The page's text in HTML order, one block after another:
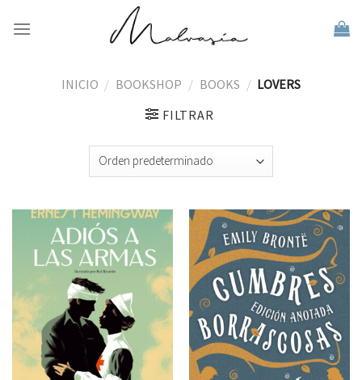
INICIO / BOOKSHOP / BOOKS / LOVERS
FILTRAR